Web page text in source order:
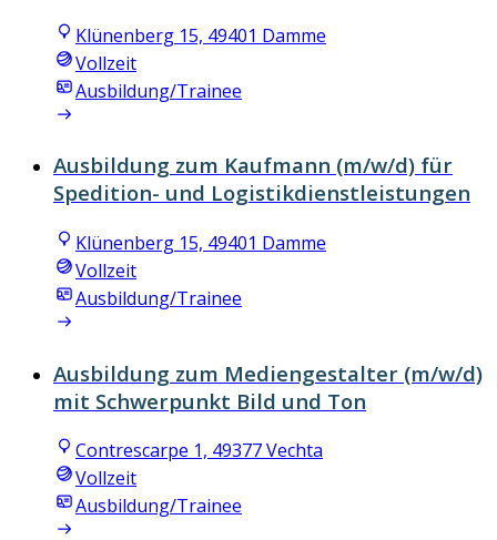
Klünenberg 15, 49401 Damme
Vollzeit
Ausbildung/Trainee
Ausbildung zum Kaufmann (m/w/d) für
Spedition- und Logistikdienstleistungen
Klünenberg 15, 49401 Damme
Vollzeit
Ausbildung/Trainee
Ausbildung zum Mediengestalter (m/w/d)
mit Schwerpunkt Bild und Ton
Contrescarpe 1, 49377 Vechta
Vollzeit
Ausbildung/Trainee